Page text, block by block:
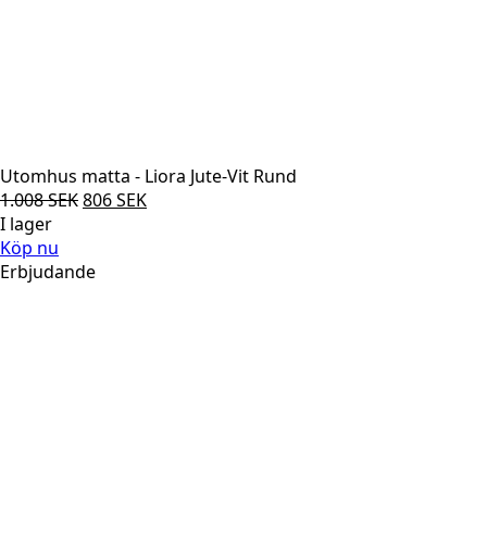
Utomhus matta - Liora Jute-Vit Rund
1.008SEKDet
var:
806SEKDet
I lager
Köp nu
Erbjudande